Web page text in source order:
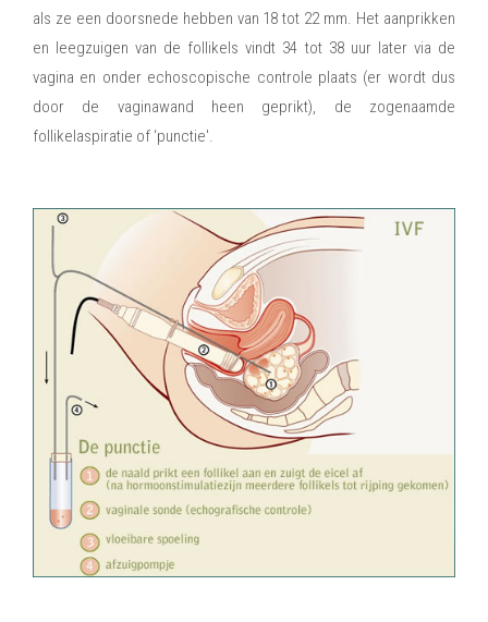
als ze een doorsnede hebben van 18 tot 22 mm. Het aanprikken
en leegzuigen van de follikels vindt 34 tot 38 uur later via de
vagina en onder echoscopische controle plaats (er wordt dus
door de vaginawand heen geprikt), de zogenaamde
follikelaspiratie of ‘punctie'.